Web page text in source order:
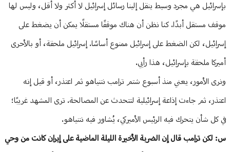
بإسرائيل هي مجرد وسيط ينقل إلينا رسائل إسرائيل لا أكثر ولا أقل، وليس لها
موقف مستقل أبدًا. كنا نظن أن هناك موقفًا مستقلًا يمكن أن يضغط على
إسرائيل، لكن الضغط على إسرائيل ممنوع أساسًا. إسرائيل ملحقة، أو بالأحرى
أميركا ملحقة بإسرائيل، هذا رأيي.
ونرى الأمور، يعني منذ أسبوع شتم ترامب نتنياهو ثم اعتذر، أو قيل إنه
اعتذر، ثم جاءت إذاعة إسرائيلية لتتحدث عن المصالحة. ترى المشهد غريبًا؛
في كل شأن يتحرك فيه الرئيس الأميركي، يُشاور فيه نتنياهو.
س: لكن ترامب قال إن الضربة الأخيرة الليلة الماضية على إيران كانت من وحي